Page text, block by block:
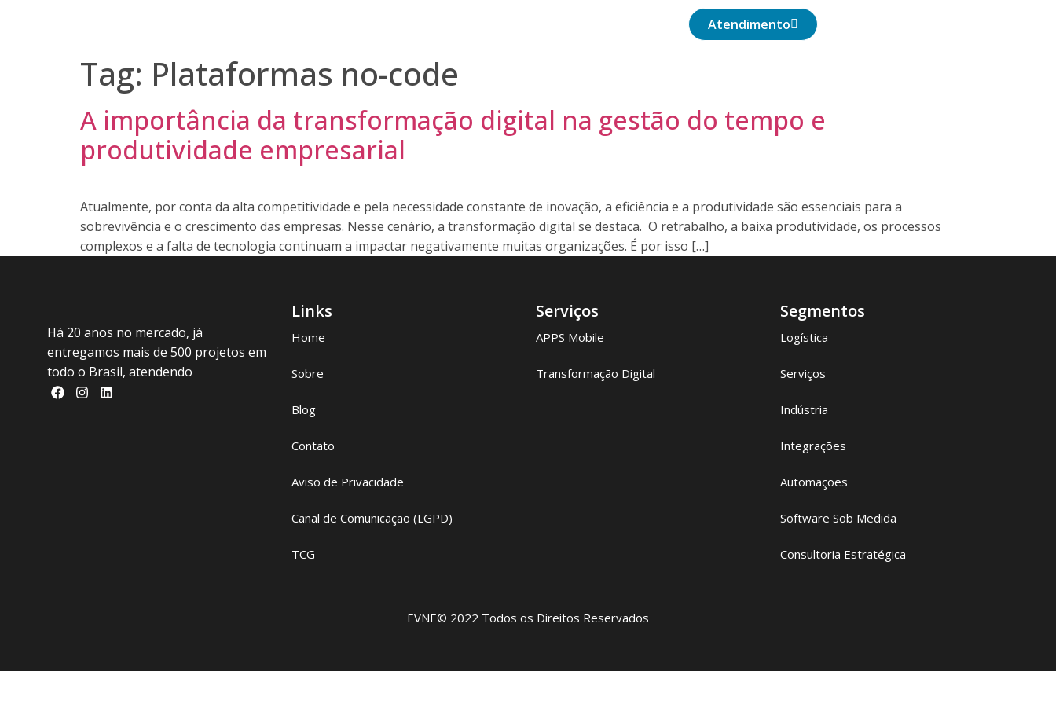
Atendimento
Tag: Plataformas no-code
A importância da transformação digital na gestão do tempo e
produtividade empresarial
Atualmente, por conta da alta competitividade e pela necessidade constante de inovação, a eficiência e a produtividade são essenciais para a
sobrevivência e o crescimento das empresas. Nesse cenário, a transformação digital se destaca. O retrabalho, a baixa produtividade, os processos
complexos e a falta de tecnologia continuam a impactar negativamente muitas organizações. É por isso […]
Há 20 anos no mercado, já
entregamos mais de 500 projetos em
todo o Brasil, atendendo
Links
Home
Sobre
Blog
Contato
Aviso de Privacidade
Canal de Comunicação (LGPD)
TCG
Serviços
APPS Mobile
Transformação Digital
Segmentos
Logística
Serviços
Indústria
Integrações
Automações
Software Sob Medida
Consultoria Estratégica
EVNE© 2022 Todos os Direitos Reservados